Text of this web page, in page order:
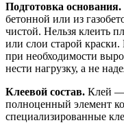
Подготовка основания.
бетонной или из
чистой. Нельзя клеить
или слои старой краски.
при необходимости
нести нагрузку, а не
Клеевой состав. Клей —
полноценный элемент
специализированные